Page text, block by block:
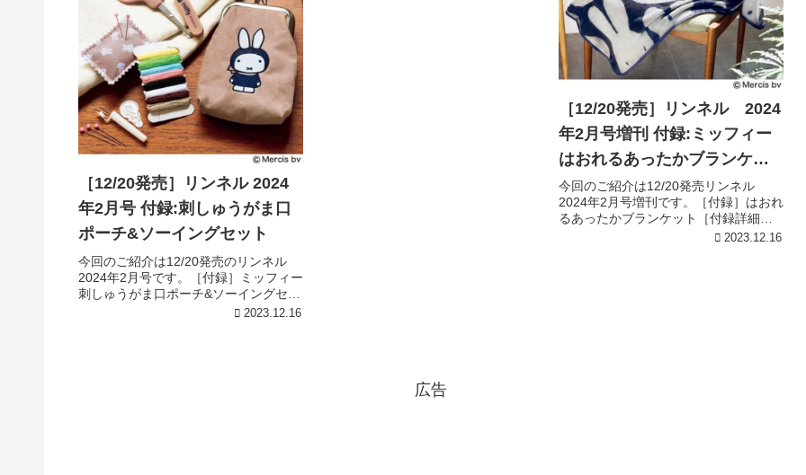
［12/20発売］リンネル 2024
年2月号増刊 付録:ミッフィー
はおれるあったかブランケッ
ト
今回のご紹介は12/20発売リンネル
2024年2月号増刊です。［付録］はおれ
るあったかブランケット［付録詳細］
引用元:セブンネットはおれる大きなサ
2023.12.16
［12/20発売］リンネル 2024
年2月号 付録:刺しゅうがま口
ポーチ&ソーイングセット
今回のご紹介は12/20発売のリンネル
2024年2月号です。［付録］ミッフィー
刺しゅうがま口ポーチ&ソーイングセッ
ト［付録詳細］引用元:Amazon飛行機
2023.12.16
広告